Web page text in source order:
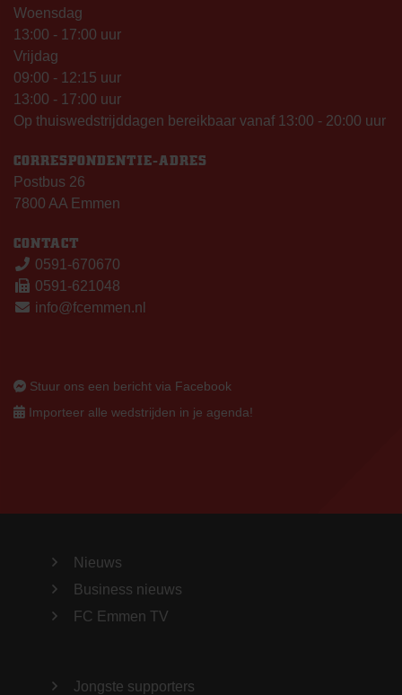
Woensdag
13:00 - 17:00 uur
Vrijdag
09:00 - 12:15 uur
13:00 - 17:00 uur
Op thuiswedstrijddagen bereikbaar vanaf 13:00 - 20:00 uur
CORRESPONDENTIE-ADRES
Postbus 26
7800 AA Emmen
CONTACT
0591-670670
0591-621048
info@fcemmen.nl
Stuur ons een bericht via Facebook
Importeer alle wedstrijden in je agenda!
Nieuws
Business nieuws
FC Emmen TV
Jongste supporters